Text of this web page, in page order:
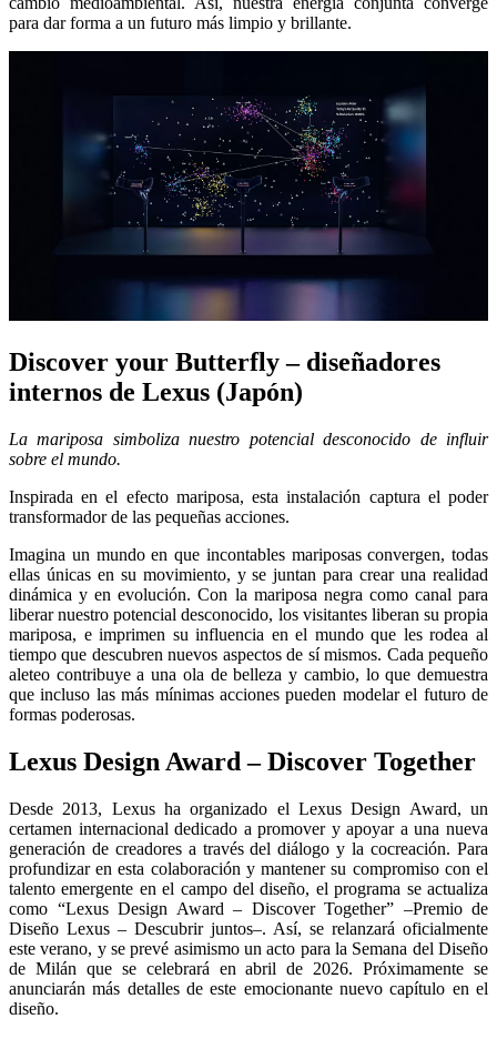
para dar forma a un futuro más limpio y brillante.
Discover your Butterfly – diseñadores
internos de Lexus (Japón)
La mariposa simboliza nuestro potencial desconocido de influir
sobre el mundo.
Inspirada en el efecto mariposa, esta instalación captura el poder
transformador de las pequeñas acciones.
Imagina un mundo en que incontables mariposas convergen, todas
ellas únicas en su movimiento, y se juntan para crear una realidad
dinámica y en evolución. Con la mariposa negra como canal para
liberar nuestro potencial desconocido, los visitantes liberan su propia
mariposa, e imprimen su influencia en el mundo que les rodea al
tiempo que descubren nuevos aspectos de sí mismos. Cada pequeño
aleteo contribuye a una ola de belleza y cambio, lo que demuestra
que incluso las más mínimas acciones pueden modelar el futuro de
formas poderosas.
Lexus Design Award – Discover Together
Desde 2013, Lexus ha organizado el Lexus Design Award, un
certamen internacional dedicado a promover y apoyar a una nueva
generación de creadores a través del diálogo y la cocreación. Para
profundizar en esta colaboración y mantener su compromiso con el
talento emergente en el campo del diseño, el programa se actualiza
como “Lexus Design Award – Discover Together” –Premio de
Diseño Lexus – Descubrir juntos–. Así, se relanzará oficialmente
este verano, y se prevé asimismo un acto para la Semana del Diseño
de Milán que se celebrará en abril de 2026. Próximamente se
anunciarán más detalles de este emocionante nuevo capítulo en el
diseño.